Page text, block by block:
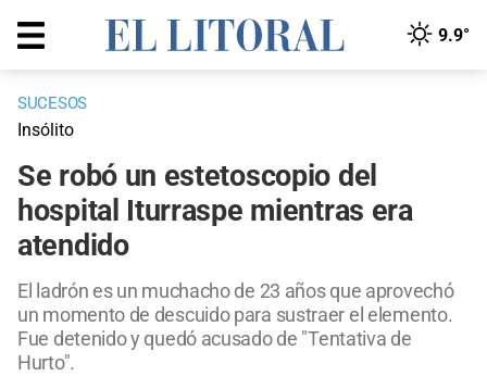
9.9°
SUCESOS
Insólito
Se robó un estetoscopio del
hospital Iturraspe mientras era
atendido
El ladrón es un muchacho de 23 años que aprovechó
un momento de descuido para sustraer el elemento.
Fue detenido y quedó acusado de "Tentativa de
Hurto".